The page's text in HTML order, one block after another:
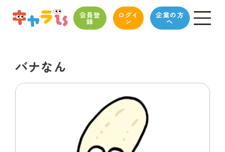
会員登
録
ログイ
ン
企業の方
へ
バナなん